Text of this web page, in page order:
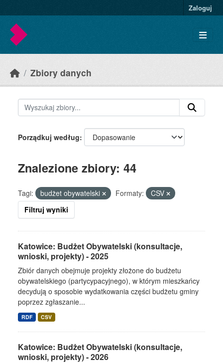
Zaloguj
Zbiory danych
Porządkuj według
Znalezione zbiory: 44
Tagi: budżet obywatelski Formaty:
CSV
Filtruj wyniki
Katowice: Budżet Obywatelski (konsultacje,
wnioski, projekty) - 2025
Zbiór danych obejmuje projekty złożone do budżetu
obywatelskiego (partycypacyjnego), w którym mieszkańcy
decydują o sposobie wydatkowania części budżetu gminy
poprzez zgłaszanie...
RDF CSV
Katowice: Budżet Obywatelski (konsultacje,
wnioski, projekty) - 2026